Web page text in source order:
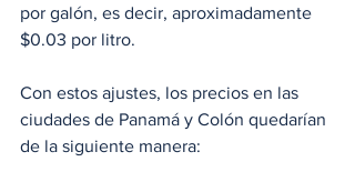
por galón, es decir, aproximadamente
$0.03 por litro.
Con estos ajustes, los precios en las
ciudades de Panamá y Colón quedarían
de la siguiente manera: